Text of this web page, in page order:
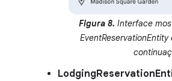
Figura 8. Interface